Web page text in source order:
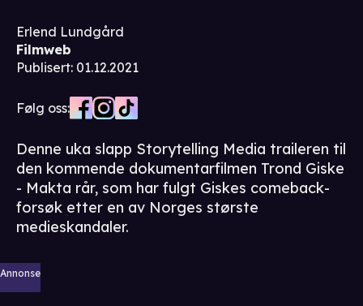
Erlend Lundgård
Filmweb
Publisert: 01.12.2021
Følg oss:
Denne uka slapp Storytelling Media traileren til
den kommende dokumentarfilmen Trond Giske
- Makta rår, som har fulgt Giskes comeback-
forsøk etter en av Norges største
medieskandaler.
Annonse